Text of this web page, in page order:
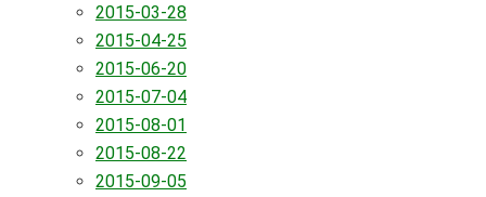
2015-03-28
2015-04-25
2015-06-20
2015-07-04
2015-08-01
2015-08-22
2015-09-05